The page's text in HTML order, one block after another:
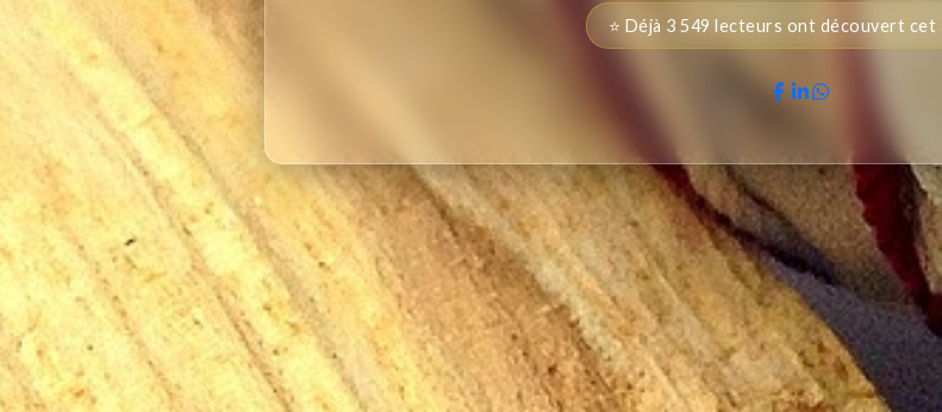
⭐ Déjà 3 549 lecteurs ont découvert